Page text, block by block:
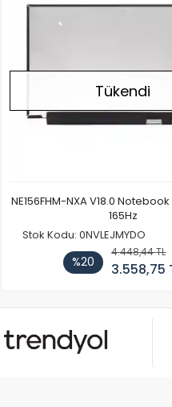
Tükendi
NE156FHM-NXA V18.0
165Hz
Stok Kodu: 0NVLEJMYDO
%20
4.448,44 TL
3.558,75